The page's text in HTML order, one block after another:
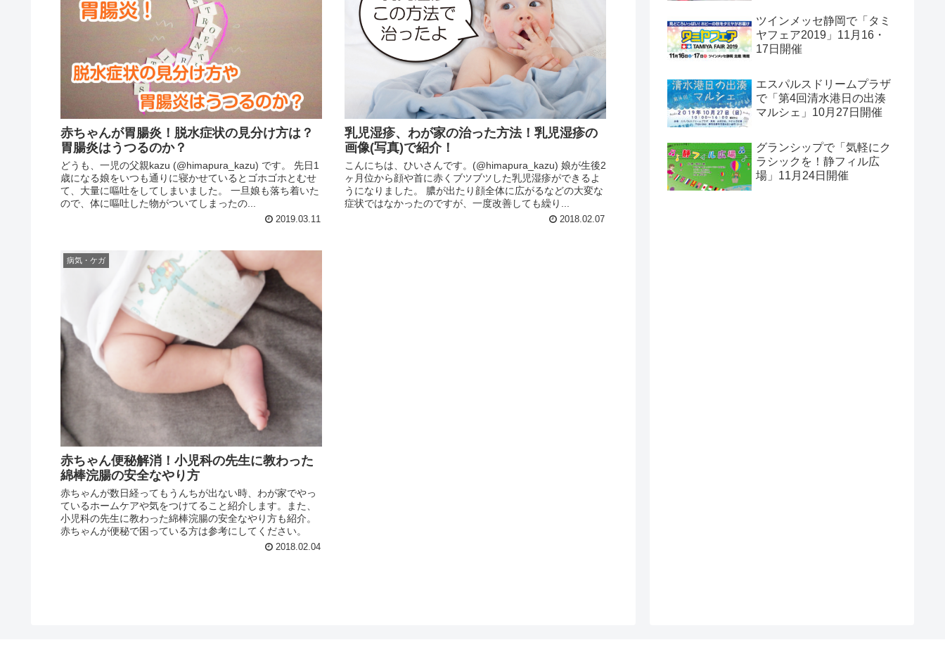
赤ちゃんが胃腸炎！脱水症状の見分け方は？
胃腸炎はうつるのか？
どうも、一児の父親kazu (@himapura_kazu) です。 先日1
歳になる娘をいつも通りに寝かせているとゴホゴホとむせ
て、大量に嘔吐をしてしまいました。 一旦娘も落ち着いた
ので、体に嘔吐した物がついてしまったの...
2019.03.11
乳児湿疹、わが家の治った方法！乳児湿疹の
画像(写真)で紹介！
こんにちは、ひいさんです。(@himapura_kazu) 娘が生後2
ヶ月位から顔や首に赤くブツブツした乳児湿疹ができるよ
うになりました。 膿が出たり顔全体に広がるなどの大変な
症状ではなかったのですが、一度改善しても繰り...
2018.02.07
病気・ケガ
赤ちゃん便秘解消！小児科の先生に教わった
綿棒浣腸の安全なやり方
赤ちゃんが数日経ってもうんちが出ない時、わが家でやっ
ているホームケアや気をつけてること紹介します。また、
小児科の先生に教わった綿棒浣腸の安全なやり方も紹介。
赤ちゃんが便秘で困っている方は参考にしてください。
2018.02.04
ツインメッセ静岡で「タミ
ヤフェア2019」11月16・
17日開催
エスパルスドリームプラザ
で「第4回清水港日の出湊
マルシェ」10月27日開催
グランシップで「気軽にク
ラシックを！静フィル広
場」11月24日開催